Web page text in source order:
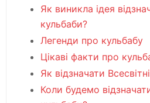
Як виникла ідея
кульбаби?
Легенди про кульбабу
Цікаві факти про
Як відзначати
Коли будемо